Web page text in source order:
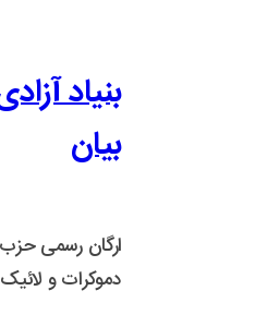
بنیاد
بیان
ارگان رسمی
دموکرات و